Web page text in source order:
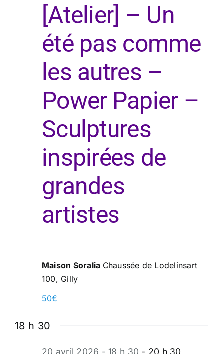
[Atelier] – Un
été pas comme
les autres –
Power Papier –
Sculptures
inspirées de
grandes
artistes
Maison Soralia Chaussée de Lodelinsart
100, Gilly
50€
18 h 30
20 avril 2026 - 18 h 30 - 20 h 30